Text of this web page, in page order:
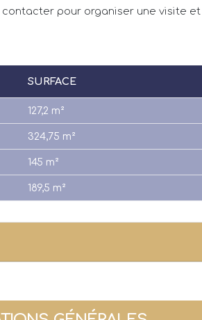
pour organiser une visite et
SURFACE
127,2 m²
324,75 m²
145 m²
189,5 m²